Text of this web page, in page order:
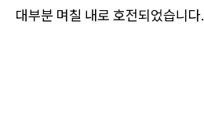
대부분 며칠 내로 호전되었습니다.